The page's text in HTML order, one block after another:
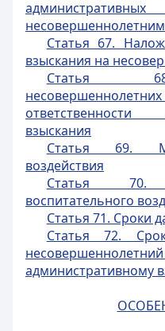
несовершеннолетним
Статья 67.
взыскания на
Статья
взыскания
Статья 69.
воздействия
Статья 70.
воспитательного
Статья 71. Сроки
Статья 72.
административному